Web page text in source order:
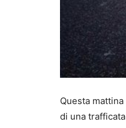
Questa
di una